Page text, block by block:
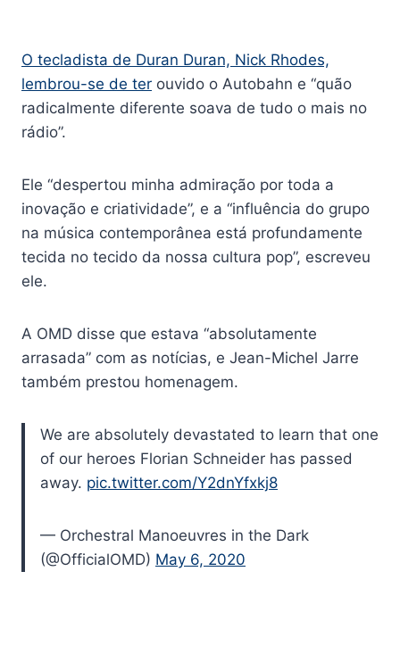
O tecladista de Duran Duran, Nick Rhodes,
lembrou-se de ter ouvido o Autobahn e “quão
radicalmente diferente soava de tudo o mais no
rádio”.
Ele “despertou minha admiração por toda a
inovação e criatividade”, e a “influência do grupo
na música contemporânea está profundamente
tecida no tecido da nossa cultura pop”, escreveu
ele.
A OMD disse que estava “absolutamente
arrasada” com as notícias, e Jean-Michel Jarre
também prestou homenagem.
We are absolutely devastated to learn that one
of our heroes Florian Schneider has passed
away. pic.twitter.com/Y2dnYfxkj8
— Orchestral Manoeuvres in the Dark
(@OfficialOMD) May 6, 2020